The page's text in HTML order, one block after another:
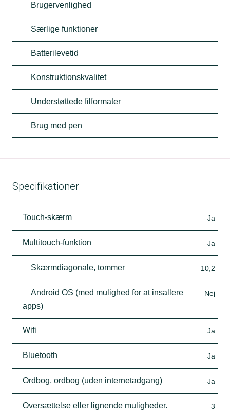
Brugervenlighed
Særlige funktioner
Batterilevetid
Konstruktionskvalitet
Understøttede filformater
Brug med pen
Specifikationer
Touch-skærm Ja
Multitouch-funktion Ja
Skærmdiagonale, tommer 10,2
Android OS (med mulighed for at insallere
apps)
Nej
Wifi Ja
Bluetooth Ja
Ordbog, ordbog (uden internetadgang) Ja
Oversættelse eller lignende muligheder. 3